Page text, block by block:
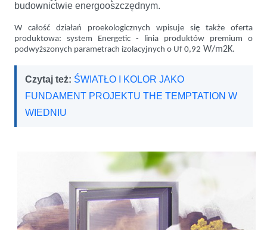
budownictwie energooszczędnym.
W całość działań proekologicznych wpisuje się także oferta
produktowa: system Energetic - linia produktów premium o
podwyższonych parametrach izolacyjnych o Uf 0,92 W/m2K.
Czytaj też: ŚWIATŁO I KOLOR JAKO
FUNDAMENT PROJEKTU THE TEMPTATION W
WIEDNIU